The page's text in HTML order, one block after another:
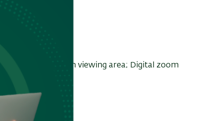
15mm thick.
area
μm to 1465 μm viewing area; Digital zoom